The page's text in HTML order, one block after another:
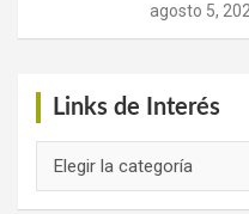
agosto 5,
Links de Interés